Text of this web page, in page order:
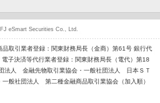
取引業者登録：関東財務局長（金商）第61号 銀行代
子決済等代行業者登録：関東財務局長（電代）第18
法人 金融先物取引業協会・一般社団法人 日本ＳＴ
一般社団法人 第二種金融商品取引業協会（加入順）
eSmart Securities Co., Ltd.